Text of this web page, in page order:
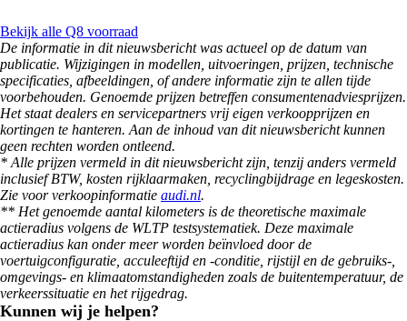
Bekijk alle Q8 voorraad
De informatie in dit nieuwsbericht was actueel op de datum van
publicatie. Wijzigingen in modellen, uitvoeringen, prijzen, technische
specificaties, afbeeldingen, of andere informatie zijn te allen tijde
voorbehouden. Genoemde prijzen betreffen consumentenadviesprijzen.
Het staat dealers en servicepartners vrij eigen verkoopprijzen en
kortingen te hanteren. Aan de inhoud van dit nieuwsbericht kunnen
geen rechten worden ontleend.
* Alle prijzen vermeld in dit nieuwsbericht zijn, tenzij anders vermeld
inclusief BTW, kosten rijklaarmaken, recyclingbijdrage en legeskosten.
Zie voor verkoopinformatie audi.nl.
** Het genoemde aantal kilometers is de theoretische maximale
actieradius volgens de WLTP testsystematiek. Deze maximale
actieradius kan onder meer worden beïnvloed door de
voertuigconfiguratie, acculeeftijd en -conditie, rijstijl en de gebruiks-,
omgevings- en klimaatomstandigheden zoals de buitentemperatuur, de
verkeerssituatie en het rijgedrag.
Kunnen wij je helpen?